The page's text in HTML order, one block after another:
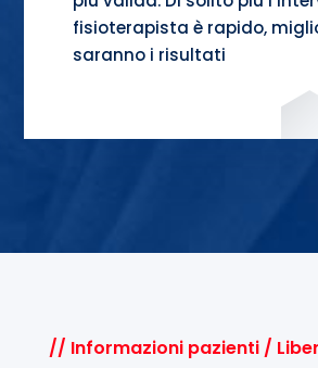
fisioterapista è rapido,
saranno i risultati
// Informazioni pazienti /